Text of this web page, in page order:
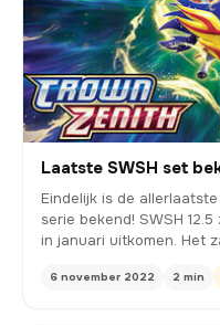
Laatste SWSH set
Eindelijk is de
serie bekend! SWSH
in
6 november 2022 2 min